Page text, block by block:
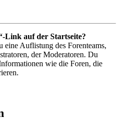
Link auf der Startseite?
eine Auflistung des Forenteams,
der Moderatoren. Du
wie die Foren, die